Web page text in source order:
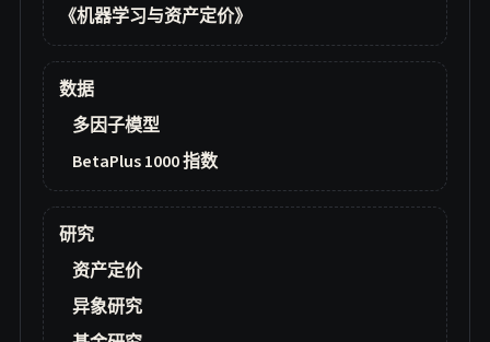
《机器学习与资产定价》
数据
多因子模型
BetaPlus 1000 指数
研究
资产定价
异象研究